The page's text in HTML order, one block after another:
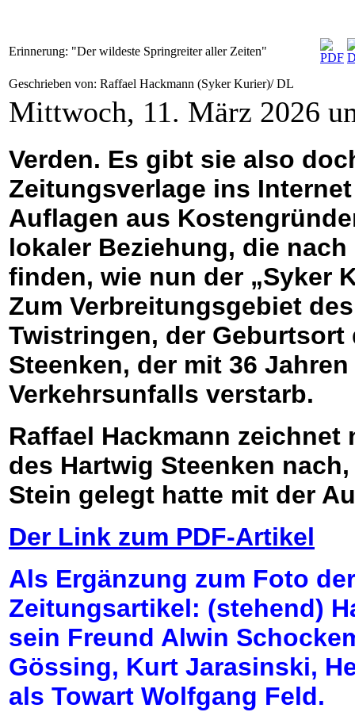
Erinnerung: "Der wildeste Springreiter aller Zeiten"
Geschrieben von: Raffael Hackmann (Syker Kurier)/ DL
Mittwoch, 11. März 2026
Verden. Es gibt sie also
Zeitungsverlage ins
Auflagen aus
lokaler Beziehung, die
finden, wie nun der „Syker
Zum Verbreitungsgebiet
Twistringen, der
Steenken, der mit 36
Verkehrsunfalls verstarb.
Raffael Hackmann
des Hartwig Steenken
Stein gelegt hatte mit der
Der Link zum PDF-Artikel
Als Ergänzung zum Foto
Zeitungsartikel: (stehend)
sein Freund Alwin
Gössing, Kurt Jarasinski,
als Towart Wolfgang Feld.